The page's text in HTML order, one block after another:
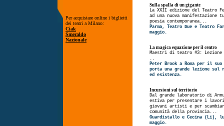
Per acquistare online i biglietti
dei teatri a Milano:
Ciak
Smeraldo
Nazionale
Sulla spalla di un gigante
La XXII edizione del Teatro
ad una nuova manifestazione
poesia contemporanea...
Parma, Teatro Due e Teatro
maggio.
La magica equazione per il centro
Maestri di teatro #3: Lezione
..
Peter Brook a Roma per il suo
porta una grande lezione
ed esistenza.
Incursioni sul territorio
Dal grande laboratorio di
estiva per presentare i
giovani artisti e per
comunità della provincia...
Guardistallo e Cecina (Li),
maggio.